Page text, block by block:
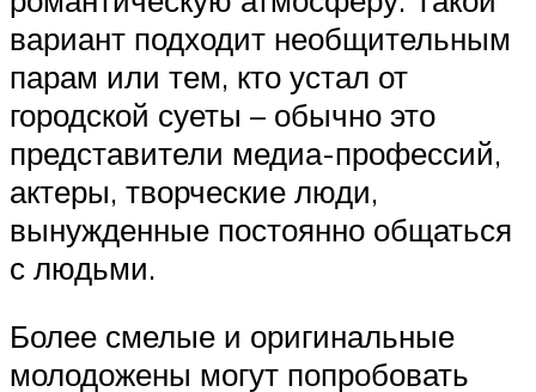
вариант подходит необщительным
парам или тем, кто устал от
городской суеты – обычно это
представители медиа-профессий,
актеры, творческие люди,
вынужденные постоянно общаться
с людьми.
Более смелые и оригинальные
молодожены могут попробовать